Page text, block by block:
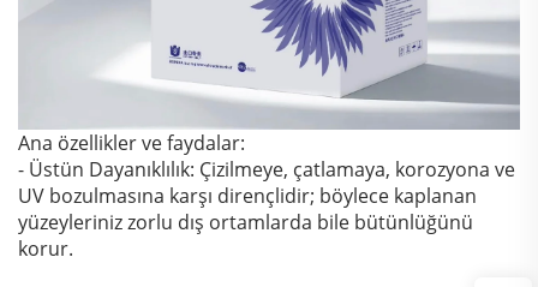
Ana özellikler ve faydalar:
- Üstün Dayanıklılık: Çizilmeye, çatlamaya, korozyona ve
UV bozulmasına karşı dirençlidir; böylece kaplanan
yüzeyleriniz zorlu dış ortamlarda bile bütünlüğünü
korur.